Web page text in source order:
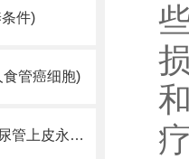
件)
管癌细胞)
SV-HUC-1细胞培养 人输尿管上皮永生化细胞